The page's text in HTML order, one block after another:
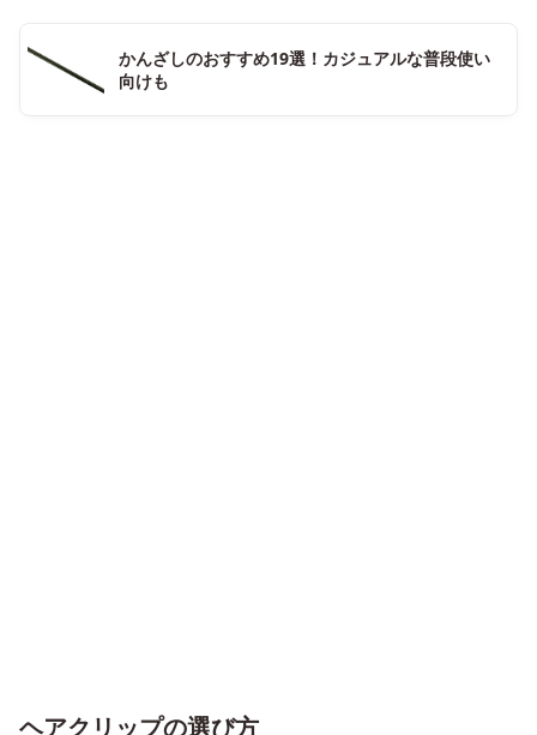
かんざしのおすすめ19選！カジュアルな普段使い
向けも
ヘアクリップの選び方